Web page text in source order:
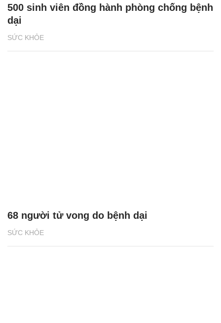
SỨC KHỎE
500 sinh viên đồng hành phòng chống bệnh
dại
SỨC KHỎE
68 người tử vong do bệnh dại